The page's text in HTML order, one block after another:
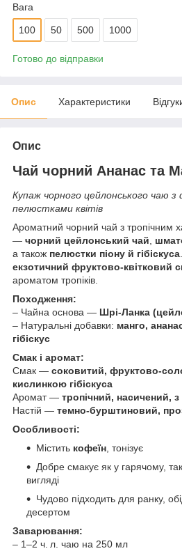
Вага
100 50 500 1000
Готово до відправки
Опис Характеристики
Опис
Чай чорний Ананас та
Купаж чорного цейлонського чаю
пелюстками квітів
Ароматний чорний чай з тропічним
— чорний цейлонський чай,
а також пелюстки піону й гібіскуса
екзотичний фруктово-квітковий
ароматом тропіків.
Походження:
– Чайна основа — Шрі-Ланка
– Натуральні добавки: манго,
гібіскус
Смак і аромат:
Смак — соковитий, фруктово-
кислинкою гібіскуса
Аромат — тропічний, насичений, з
Настій — темно-бурштиновий,
Особливості:
Містить кофеїн, тонізує
Добре смакує як у гарячому,
вигляді
Чудово підходить для ранку,
десертом
Заварювання:
– 1–2 ч. л. чаю на 250 мл